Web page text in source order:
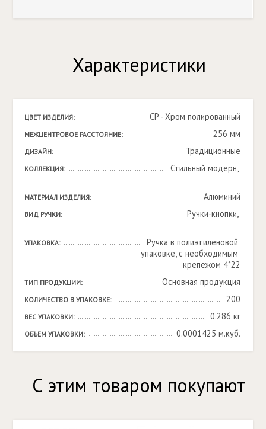
Характеристики
ЦВЕТ ИЗДЕЛИЯ: CP - Хром полированный
МЕЖЦЕНТРОВОЕ РАССТОЯНИЕ: 256 мм
ДИЗАЙН: Традиционные
КОЛЛЕКЦИЯ: Стильный модерн,
МАТЕРИАЛ ИЗДЕЛИЯ: Алюминий
ВИД РУЧКИ: Ручки-кнопки,
УПАКОВКА:
Ручка в полиэтиленовой
упаковке, с необходимым
крепежом 4*22
ТИП ПРОДУКЦИИ: Основная продукция
КОЛИЧЕСТВО В УПАКОВКЕ: 200
ВЕС УПАКОВКИ: 0.286 кг
ОБЪЕМ УПАКОВКИ: 0.0001425 м.куб.
С этим товаром покупают